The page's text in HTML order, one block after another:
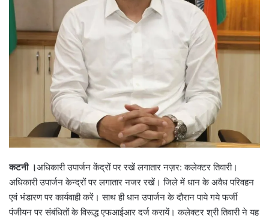
कटनी ।अधिकारी उपार्जन केंद्रों पर रखें लगातार नज़र: कलेक्टर तिवारी।
अधिकारी उपार्जन केन्‍द्रों पर लगातार नजर रखें। जिले में धान के अवैध परिवहन
एवं भंडारण पर कार्यवाही करें। साथ ही धान उपार्जन के दौरान पाये गये फर्जी
पंजीयन पर संबंधितों के विरूद्ध एफआईआर दर्ज करायें। कलेक्टर श्री तिवारी ने यह